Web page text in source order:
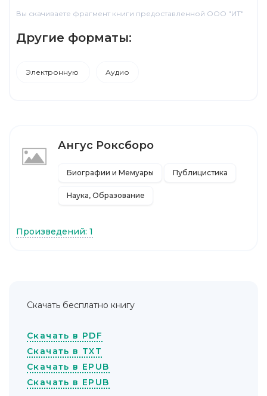
Вы скачиваете фрагмент книги предоставленной ООО "ИТ"
Другие форматы:
Электронную Аудио
Ангус Роксборо
Биографии и Мемуары Публицистика
Наука, Образование
Произведений: 1
Скачать бесплатно книгу
Скачать в PDF
Скачать в TXT
Скачать в EPUB
Скачать в EPUB